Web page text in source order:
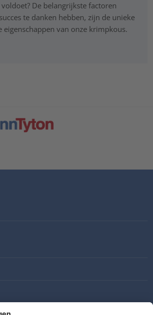
De belangrijkste factoren
te danken hebben, zijn de unieke
eigenschappen van onze krimpkous.